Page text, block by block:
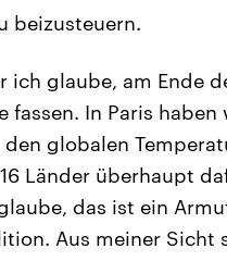
beizusteuern.
ich glaube, am Ende
fassen. In Paris
globalen
Länder überhaupt
das ist ein
Aus meiner Sicht